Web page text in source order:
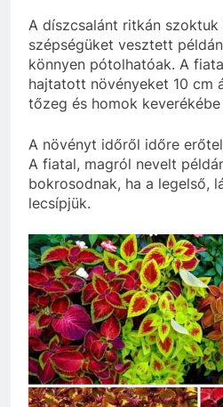
A díszcsalánt ritkán
szépségüket vesztett
könnyen pótolhatóak. A
hajtatott növényeket 10 cm
tőzeg és homok keverékébe
A növényt időről időre
A fiatal, magról nevelt
bokrosodnak, ha a legelső,
lecsípjük.